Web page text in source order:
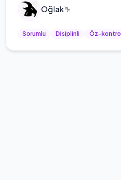
Oğlak♑
Sorumlu Disiplinli Öz-kontrol